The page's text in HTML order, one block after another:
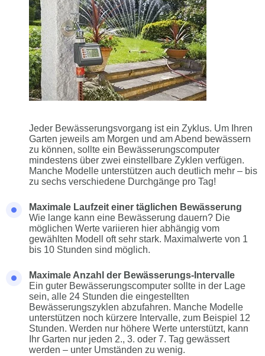
Jeder Bewässerungsvorgang ist ein Zyklus. Um Ihren
Garten jeweils am Morgen und am Abend bewässern
zu können, sollte ein Bewässerungscomputer
mindestens über zwei einstellbare Zyklen verfügen.
Manche Modelle unterstützen auch deutlich mehr – bis
zu sechs verschiedene Durchgänge pro Tag!
Maximale Laufzeit einer täglichen Bewässerung
Wie lange kann eine Bewässerung dauern? Die
möglichen Werte variieren hier abhängig vom
gewählten Modell oft sehr stark. Maximalwerte von 1
bis 10 Stunden sind möglich.
Maximale Anzahl der Bewässerungs-Intervalle
Ein guter Bewässerungscomputer sollte in der Lage
sein, alle 24 Stunden die eingestellten
Bewässerungszyklen abzufahren. Manche Modelle
unterstützen noch kürzere Intervalle, zum Beispiel 12
Stunden. Werden nur höhere Werte unterstützt, kann
Ihr Garten nur jeden 2., 3. oder 7. Tag gewässert
werden – unter Umständen zu wenig.